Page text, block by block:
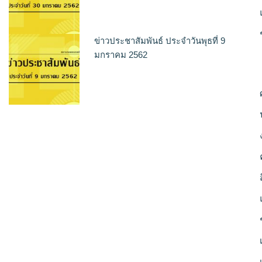
ข่าวประชาสัมพันธ์ ประจำวันพุธที่ 9
มกราคม 2562